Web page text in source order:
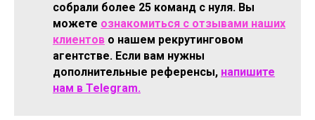
собрали более 25 команд с нуля. Вы
можете ознакомиться с отзывами наших
клиентов о нашем рекрутинговом
агентстве. Если вам нужны
дополнительные референсы, напишите
нам в Telegram.